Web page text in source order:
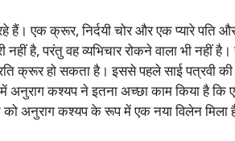
एक क्रूर, निर्दयी चोर और एक प्यारे पति
है, परंतु वह व्यभिचार रोकने वाला भी नहीं
क्रूर हो सकता है। इससे पहले साई पत्रवी की
अनुराग कश्यप ने इतना अच्छा काम किया है
अनुराग कश्यप के रूप में एक नया विलेन मिला